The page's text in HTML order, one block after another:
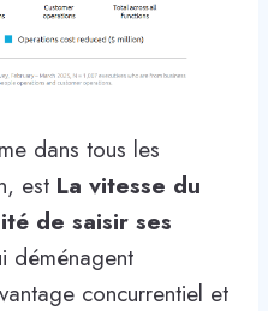
dans tous les
est La vitesse du
de saisir ses
déménagent
concurrentiel et